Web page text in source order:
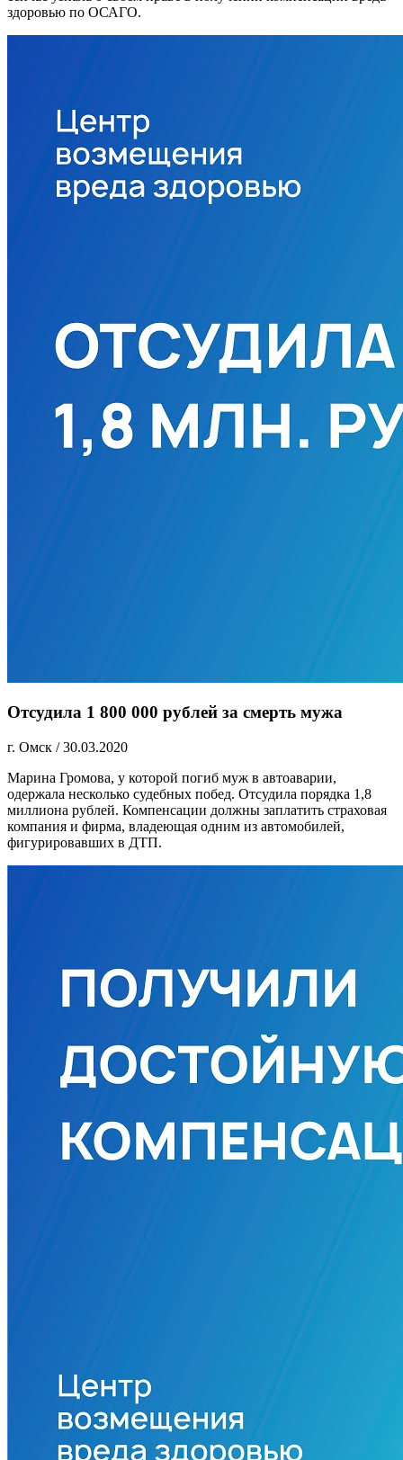
здоровью по ОСАГО.
Отсудила 1 800 000 рублей за смерть мужа
г. Омск /30.03.2020
Марина Громова, у которой погиб муж в автоаварии,
одержала несколько судебных побед. Отсудила порядка 1,8
миллиона рублей. Компенсации должны заплатить страховая
компания и фирма, владеющая одним из автомобилей,
фигурировавших в ДТП.